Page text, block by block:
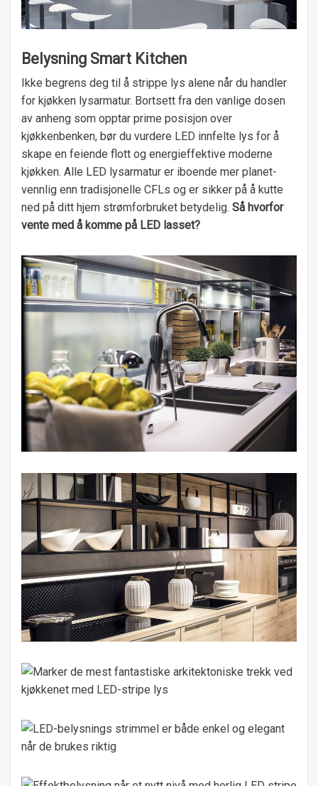
Belysning Smart Kitchen
Ikke begrens deg til å strippe lys alene når du handler
for kjøkken lysarmatur. Bortsett fra den vanlige dosen
av anheng som opptar prime posisjon over
kjøkkenbenken, bør du vurdere LED innfelte lys for å
skape en feiende flott og energieffektive moderne
kjøkken. Alle LED lysarmatur er iboende mer planet-
vennlig enn tradisjonelle CFLs og er sikker på å kutte
ned på ditt hjem strømforbruket betydelig. Så hvorfor
vente med å komme på LED lasset?